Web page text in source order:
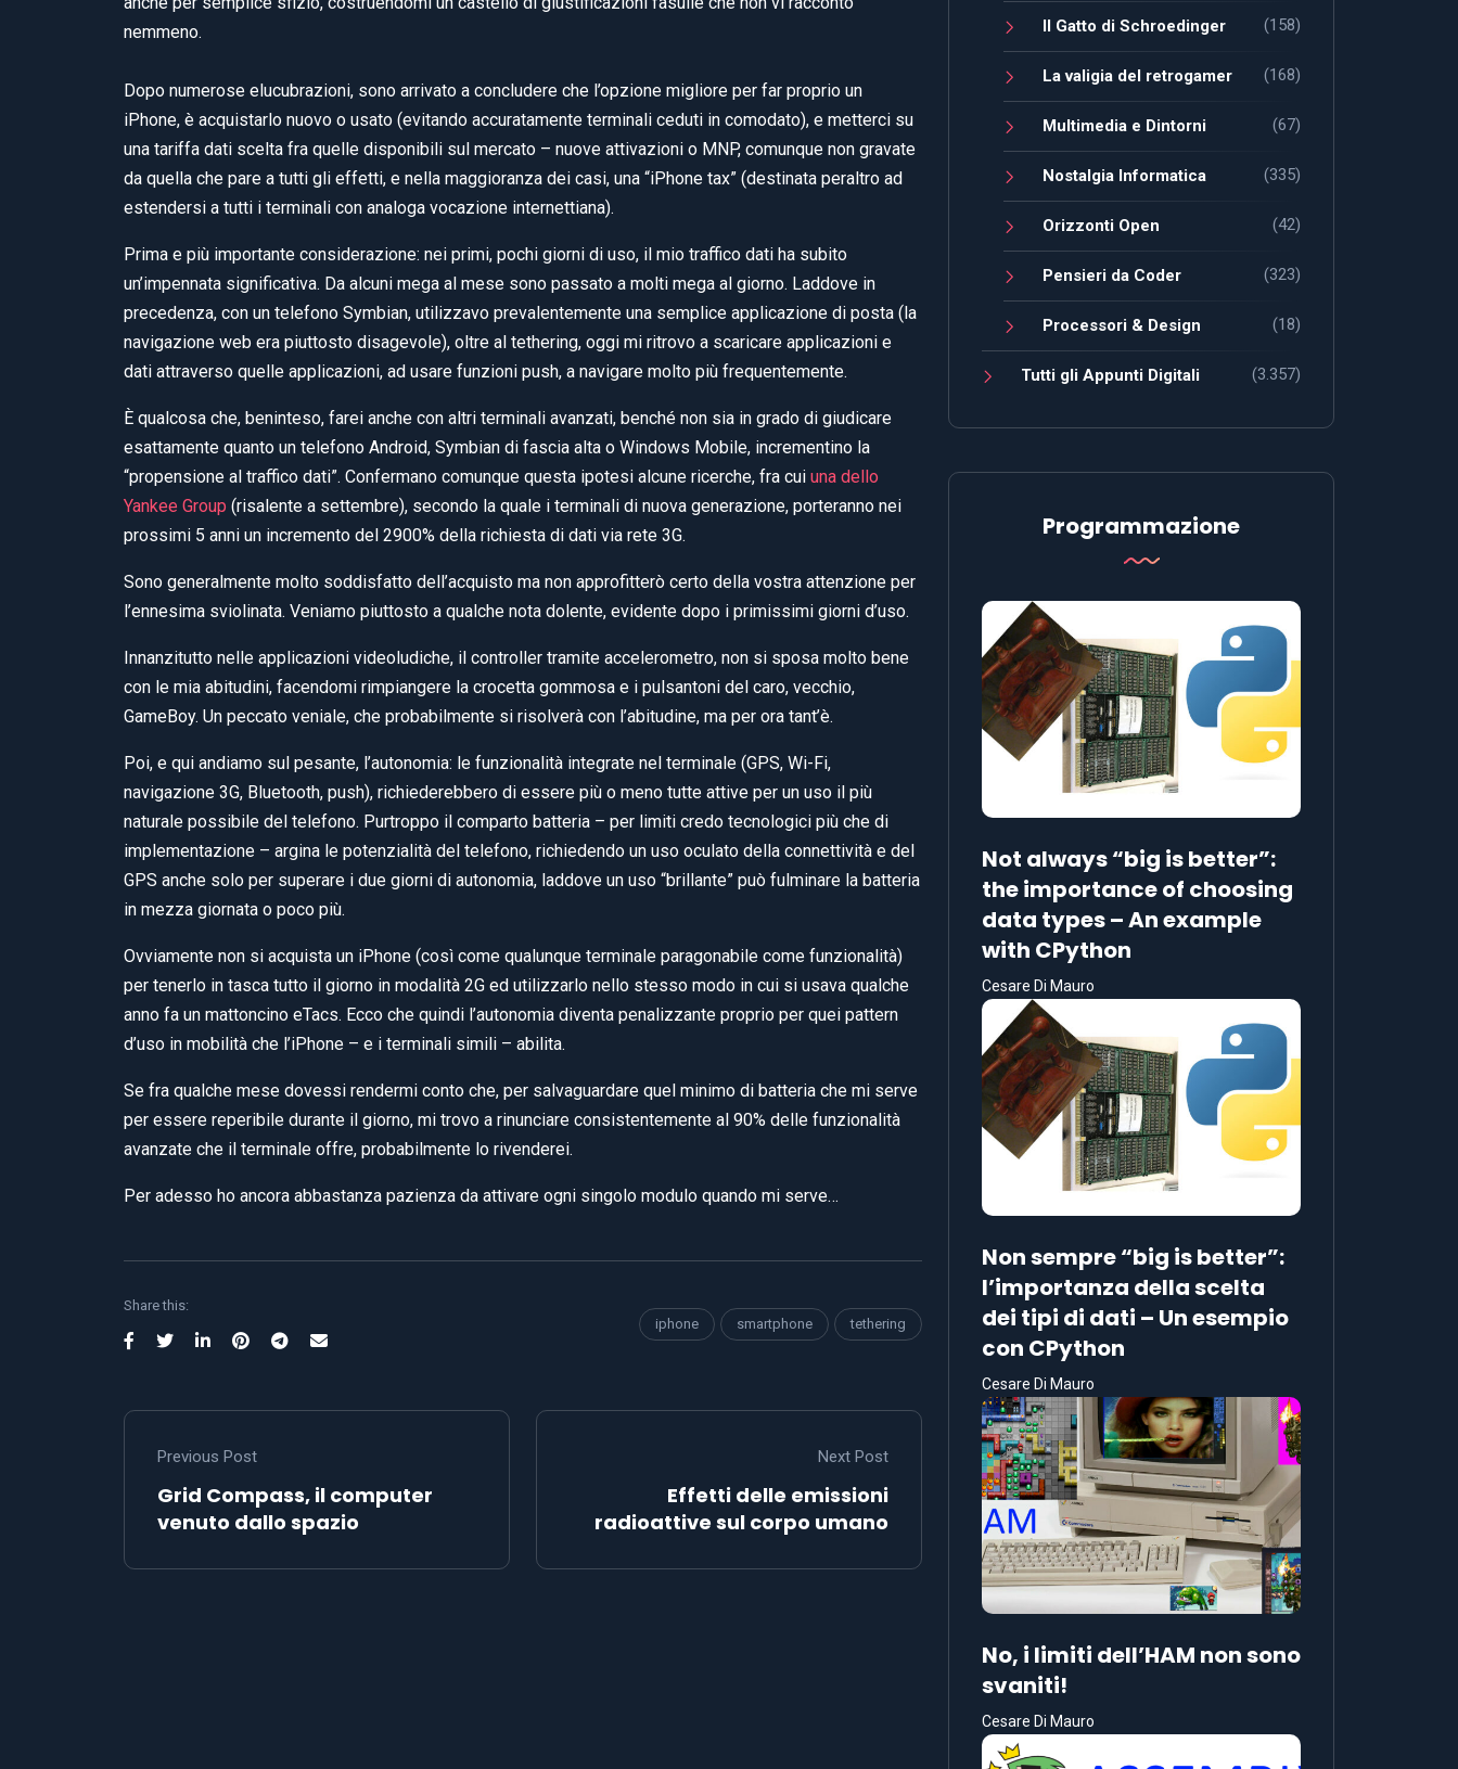
nemmeno.
Dopo numerose elucubrazioni, sono arrivato a concludere che l’opzione migliore per far proprio un
iPhone, è acquistarlo nuovo o usato (evitando accuratamente terminali ceduti in comodato), e metterci su
una tariffa dati scelta fra quelle disponibili sul mercato – nuove attivazioni o MNP, comunque non gravate
da quella che pare a tutti gli effetti, e nella maggioranza dei casi, una “iPhone tax” (destinata peraltro ad
estendersi a tutti i terminali con analoga vocazione internettiana).
Prima e più importante considerazione: nei primi, pochi giorni di uso, il mio traffico dati ha subito
un’impennata significativa. Da alcuni mega al mese sono passato a molti mega al giorno. Laddove in
precedenza, con un telefono Symbian, utilizzavo prevalentemente una semplice applicazione di posta (la
navigazione web era piuttosto disagevole), oltre al tethering, oggi mi ritrovo a scaricare applicazioni e
dati attraverso quelle applicazioni, ad usare funzioni push, a navigare molto più frequentemente.
È qualcosa che, beninteso, farei anche con altri terminali avanzati, benché non sia in grado di giudicare
esattamente quanto un telefono Android, Symbian di fascia alta o Windows Mobile, incrementino la
“propensione al traffico dati”. Confermano comunque questa ipotesi alcune ricerche, fra cui una dello
Yankee Group (risalente a settembre), secondo la quale i terminali di nuova generazione, porteranno nei
prossimi 5 anni un incremento del 2900% della richiesta di dati via rete 3G.
Sono generalmente molto soddisfatto dell’acquisto ma non approfitterò certo della vostra attenzione per
l’ennesima sviolinata. Veniamo piuttosto a qualche nota dolente, evidente dopo i primissimi giorni d’uso.
Innanzitutto nelle applicazioni videoludiche, il controller tramite accelerometro, non si sposa molto bene
con le mia abitudini, facendomi rimpiangere la crocetta gommosa e i pulsantoni del caro, vecchio,
GameBoy. Un peccato veniale, che probabilmente si risolverà con l’abitudine, ma per ora tant’è.
Poi, e qui andiamo sul pesante, l’autonomia: le funzionalità integrate nel terminale (GPS, Wi-Fi,
navigazione 3G, Bluetooth, push), richiederebbero di essere più o meno tutte attive per un uso il più
naturale possibile del telefono. Purtroppo il comparto batteria – per limiti credo tecnologici più che di
implementazione – argina le potenzialità del telefono, richiedendo un uso oculato della connettività e del
GPS anche solo per superare i due giorni di autonomia, laddove un uso “brillante” può fulminare la batteria
in mezza giornata o poco più.
Ovviamente non si acquista un iPhone (così come qualunque terminale paragonabile come funzionalità)
per tenerlo in tasca tutto il giorno in modalità 2G ed utilizzarlo nello stesso modo in cui si usava qualche
anno fa un mattoncino eTacs. Ecco che quindi l’autonomia diventa penalizzante proprio per quei pattern
d’uso in mobilità che l’iPhone – e i terminali simili – abilita.
Se fra qualche mese dovessi rendermi conto che, per salvaguardare quel minimo di batteria che mi serve
per essere reperibile durante il giorno, mi trovo a rinunciare consistentemente al 90% delle funzionalità
avanzate che il terminale offre, probabilmente lo rivenderei.
Per adesso ho ancora abbastanza pazienza da attivare ogni singolo modulo quando mi serve…
Share this:
iphone
smartphone tethering
Previous Post
Grid Compass, il computer
venuto dallo spazio
Next Post
Effetti delle emissioni
radioattive sul corpo umano
Il Gatto di Schroedinger (158)
La valigia del retrogamer (168)
Multimedia e Dintorni (67)
Nostalgia Informatica (335)
Orizzonti Open (42)
Pensieri da Coder (323)
Processori & Design (18)
Tutti gli Appunti Digitali (3.357)
Programmazione
Not always “big is better”:
the importance of choosing
data types – An example
with CPython
Cesare Di Mauro
Non sempre “big is better”:
l’importanza della scelta
dei tipi di dati – Un esempio
con CPython
Cesare Di Mauro
No, i limiti dell’HAM non sono
svaniti!
Cesare Di Mauro